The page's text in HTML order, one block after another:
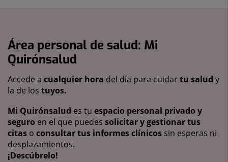
Área personal de salud: Mi
Quirónsalud
Accede a cualquier hora del día para cuidartu salud y
la de los tuyos.
Mi Quirónsalud es tu espacio personal privado y
seguro en el que puedes solicitar y gestionar tus
citas o consultar tus informes clínicos sin esperas ni
desplazamientos.
¡Descúbrelo!